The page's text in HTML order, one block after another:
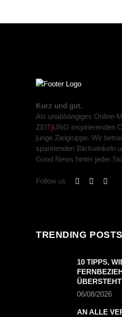
Kurz und gut.
Als unabhängiges Online-
ZEITjUNG inspirierenden
junge Zielgruppe. Wir
spannenden Blickwinkeln
Good News hinter jeder
Follow us
TRENDING POSTS
10 TIPPS,
ÜBERSTEHT
06/08/2026
AN ALLE